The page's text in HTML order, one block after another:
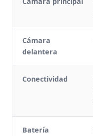
Cámara
delantera
Conectividad
Batería